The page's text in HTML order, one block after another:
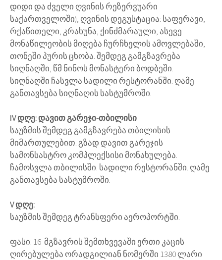
დიდი და ძველი ღვინის რეზერვუარი
საქართველოში), ღვინის დეგუსტაცია: საფერავი,
რქაწითელი, კრახუნა, ქინძმარაული, ასევე
მონაწილეობის მიღება ჩურჩხელის ამოვლებაში,
თონეში პურის ცხობა. შემდეგ გამგზავრება
სიღნაღში, წმ ნინოს მონასტერი ბოდბეში.
სიღნაღში ჩასვლა სადილი რესტორანში. ღამე
განთავსება სიღნაღის სასტუმროში.
IV დღე: დავით გარეჯი-თბილისი
საუზმის შემდეგ გამგზავრება თბილისის
მიმართულებით. გზად დავით გარეჯის
სამონსასტრო კომპლექსისი მონახულება.
ჩამოსვლა თბილისში. სადილი რესტორანში. ღამე
განთავსება სასტუმროში.
V დღე:
საუზმის შემდეგ ტრანსფერი აეროპორტში.
ფასი: 16 მგზავრის შემთხვევაში ერთი კაცის
ღირებულება ორადგილიან ნომერში 1380 ლარი